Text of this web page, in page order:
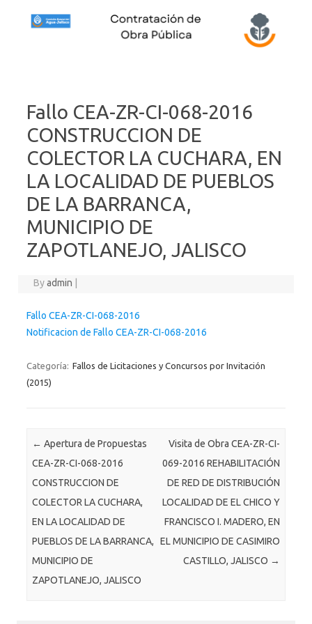
Fallo CEA-ZR-CI-068-2016
CONSTRUCCION DE
COLECTOR LA CUCHARA, EN
LA LOCALIDAD DE PUEBLOS
DE LA BARRANCA,
MUNICIPIO DE
ZAPOTLANEJO, JALISCO
Byadmin
Fallo CEA-ZR-CI-068-2016
Notificacion de Fallo CEA-ZR-CI-068-2016
Categoría: Fallos de Licitaciones y Concursos por Invitación
(2015)
Post navigation
← Apertura de Propuestas
CEA-ZR-CI-068-2016
CONSTRUCCION DE
COLECTOR LA CUCHARA,
EN LA LOCALIDAD DE
PUEBLOS DE LA BARRANCA,
MUNICIPIO DE
ZAPOTLANEJO, JALISCO
Visita de Obra CEA-ZR-CI-
069-2016 REHABILITACIÓN
DE RED DE DISTRIBUCIÓN
LOCALIDAD DE EL CHICO Y
FRANCISCO I. MADERO, EN
EL MUNICIPIO DE CASIMIRO
CASTILLO, JALISCO →